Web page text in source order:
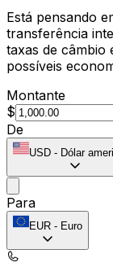
Está pensando
transferência
taxas de câmbio
possíveis
Montante
$
De
USD - Dólar
Para
EUR - Euro